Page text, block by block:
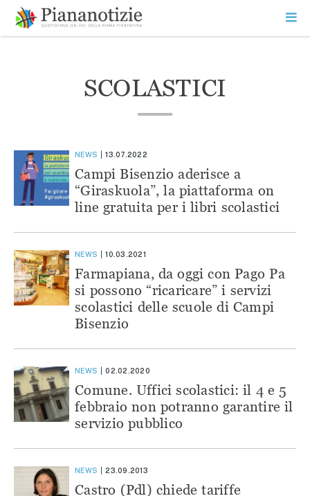
contenuto
SEARCH
SCOLASTICI
NEWS 13.07.2022
Campi Bisenzio aderisce a
“Giraskuola”, la piattaforma on
line gratuita per i libri scolastici
NEWS 10.03.2021
Farmapiana, da oggi con Pago Pa
si possono “ricaricare” i servizi
scolastici delle scuole di Campi
Bisenzio
NEWS 02.02.2020
Comune. Uffici scolastici: il 4 e 5
febbraio non potranno garantire il
servizio pubblico
NEWS 23.09.2013
Castro (Pdl) chiede tariffe